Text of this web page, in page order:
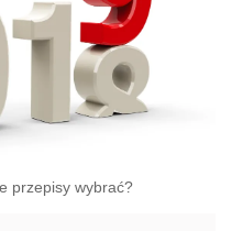
przepisy wybrać?